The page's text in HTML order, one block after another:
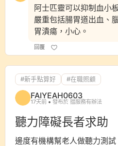
阿士匹靈可以抑制血小
嚴重包括腸胃道出血、
胃潰瘍，小心。
回覆
#新手點算好 #在職照顧
FAIYEAH0603
17天前 發布於 搵服務有辦法
聽力障礙長者求助
邊度有機構幫老人做聽力測